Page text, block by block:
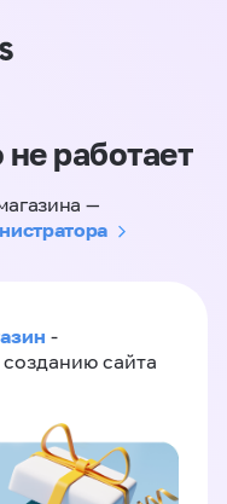
работает
—
-
сайта